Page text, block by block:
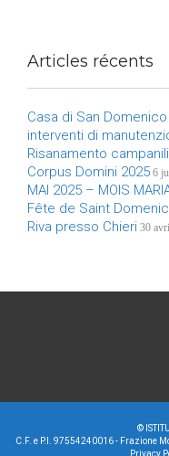
Articles récents
Casa di San
interventi di
Risanamento
Corpus Domini 2025 6
MAI 2025 – MOIS
Fête de Saint
Riva presso Chieri 30
©
C.F. e P.I. 97554240016 - Frazione
Privacy